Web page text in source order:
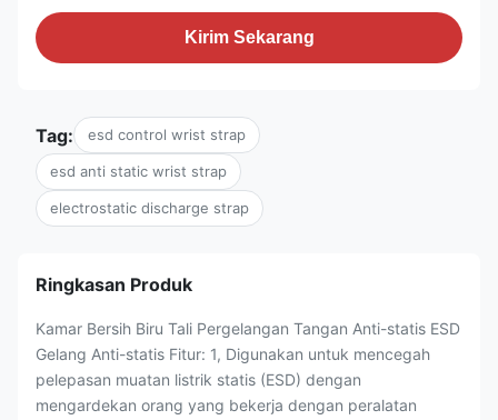
Kirim Sekarang
Tag: esd control wrist strap
esd anti static wrist strap
electrostatic discharge strap
Ringkasan Produk
Kamar Bersih Biru Tali Pergelangan Tangan Anti-statis ESD
Gelang Anti-statis Fitur: 1, Digunakan untuk mencegah
pelepasan muatan listrik statis (ESD) dengan
mengardekan orang yang bekerja dengan peralatan